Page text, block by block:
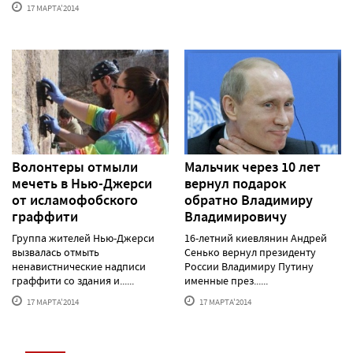
17 МАРТА'2014
Волонтеры отмыли
мечеть в Нью-Джерси
от исламофобского
граффити
Группа жителей Нью-Джерси
вызвалась отмыть
ненавистнические надписи
граффити со здания и......
17 МАРТА'2014
Мальчик через 10 лет
вернул подарок
обратно Владимиру
Владимировичу
16-летний киевлянин Андрей
Сенько вернул президенту
России Владимиру Путину
именные през......
17 МАРТА'2014